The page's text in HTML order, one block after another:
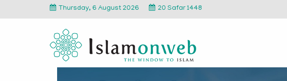
Thursday, 6 August 2026 20 Safar 1448